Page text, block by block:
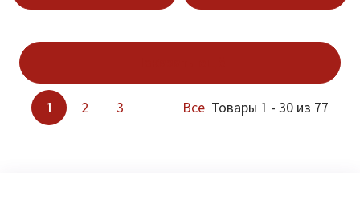
1 2 3 Все Товары 1 - 30 из 77